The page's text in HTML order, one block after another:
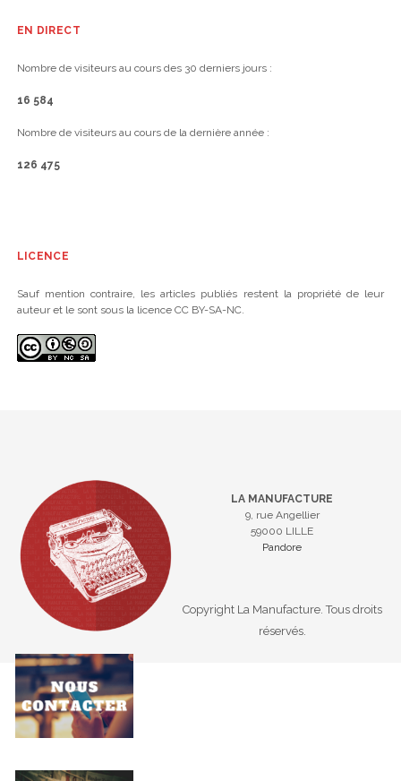
EN DIRECT
Nombre de visiteurs au cours des 30 derniers jours :
16 584
Nombre de visiteurs au cours de la dernière année :
126 475
LICENCE
Sauf mention contraire, les articles publiés restent la propriété de leur
auteur et le sont sous la licence CC BY-SA-NC.
LA MANUFACTURE
9, rue Angellier
59000 LILLE
Pandore
Copyright La Manufacture. Tous droits
réservés.